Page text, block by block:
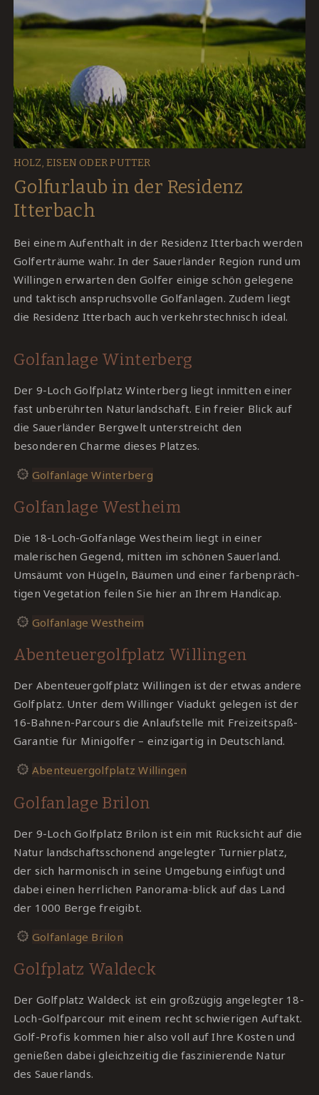
HOLZ, EISEN ODER PUTTER
Golfurlaub in der Residenz
Itterbach
Bei einem Aufenthalt in der Residenz Itterbach werden
Golferträume wahr. In der Sauerländer Region rund um
Willingen erwarten den Golfer einige schön gelegene
und taktisch anspruchsvolle Golfanlagen. Zudem liegt
die Residenz Itterbach auch verkehrstechnisch ideal.
Golfanlage Winterberg
Der 9-Loch Golfplatz Winterberg liegt inmitten einer
fast unberührten Naturlandschaft. Ein freier Blick auf
die Sauerländer Bergwelt unterstreicht den
besonderen Charme dieses Platzes.
Golfanlage Winterberg
Golfanlage Westheim
Die 18-Loch-Golfanlage Westheim liegt in einer
malerischen Gegend, mitten im schönen Sauerland.
Umsäumt von Hügeln, Bäumen und einer farbenpräch-
tigen Vegetation feilen Sie hier an Ihrem Handicap.
Golfanlage Westheim
Abenteuergolfplatz Willingen
Der Abenteuergolfplatz Willingen ist der etwas andere
Golfplatz. Unter dem Willinger Viadukt gelegen ist der
16-Bahnen-Parcours die Anlaufstelle mit Freizeitspaß-
Garantie für Minigolfer – einzigartig in Deutschland.
Abenteuergolfplatz Willingen
Golfanlage Brilon
Der 9-Loch Golfplatz Brilon ist ein mit Rücksicht auf die
Natur landschaftsschonend angelegter Turnierplatz,
der sich harmonisch in seine Umgebung einfügt und
dabei einen herrlichen Panorama-blick auf das Land
der 1000 Berge freigibt.
Golfanlage Brilon
Golfplatz Waldeck
Der Golfplatz Waldeck ist ein großzügig angelegter 18-
Loch-Golfparcour mit einem recht schwierigen Auftakt.
Golf-Profis kommen hier also voll auf Ihre Kosten und
genießen dabei gleichzeitig die faszinierende Natur
des Sauerlands.